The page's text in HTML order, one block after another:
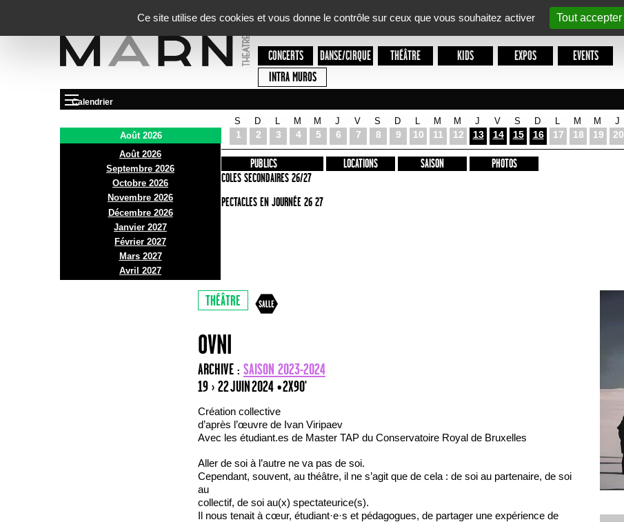
Ce site utilise des cookies et vous donne le contrôle sur ceux que vous souhaitez activer
Tout accepter
CONCERTS DANSE/CIRQUE THÉÂTRE KIDS EXPOS
EVENTS
INTRA MUROS
Calendrier
Août 2026
Août 2026
Septembre 2026
Octobre 2026
Novembre 2026
Décembre 2026
Janvier 2027
Février 2027
Mars 2027
Avril 2027
S
1
D
2 3
M
4
M
5
J
6
V
7
S
8
D
9 10
M
11
M
12
J
13
V
14
S
15
D
16 17
M
18
M
19
J
20
PRÉSENTATION
INFOS PRATIQUES
ACCES
BAR ET BISTRO
BILLETTERIE
PUBLICS
ECOLES SECONDAIRES 26/27
SPECTACLES EN JOURNÉE 26 27
LOCATIONS SAISON PHOTOS
THÉÂTRE
OVNI
ARCHIVE : SAISON 2023-2024
19 › 22 JUIN 2024 • 2X90'
Création collective
d’après l’œuvre de Ivan Viripaev
Avec les étudiant.es de Master TAP du Conservatoire Royal de Bruxelles
Aller de soi à l’autre ne va pas de soi.
Cependant, souvent, au théâtre, il ne s’agit que de cela : de soi au partenaire, de soi
au
collectif, de soi au(x) spectateurice(s).
Il nous tenait à cœur, étudiant·e·s et pédagogues, de partager une expérience de